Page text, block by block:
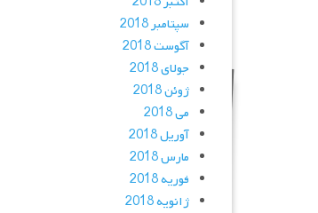
سپتامبر 2018
آگوست 2018
جولای 2018
ژوئن 2018
می 2018
آوریل 2018
مارس 2018
فوریه 2018
ژانویه 2018